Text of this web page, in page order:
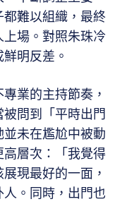
難以組織，最終
場。對照朱珠冷
明反差。
業的主持節奏，
問到「平時出門
未在尷尬中被動
層次：「我覺得
現最好的一面，
。同時，出門也